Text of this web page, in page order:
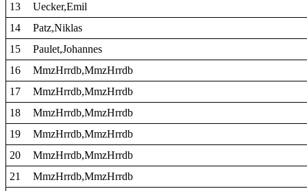
13
Uecker,Emil
14
Patz,Niklas
15
Paulet,Johannes
16
MmzHrrdb,MmzHrrdb
17
MmzHrrdb,MmzHrrdb
18
MmzHrrdb,MmzHrrdb
19
MmzHrrdb,MmzHrrdb
20
MmzHrrdb,MmzHrrdb
21
MmzHrrdb,MmzHrrdb